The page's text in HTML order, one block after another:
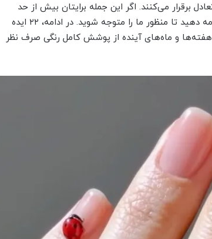
برقرار می‌کنند. اگر این جمله برایتان بیش از حد
متناقض به نظر می‌رسد، کافیست به اسکرول کردن ادامه دهید تا منظور ما را متوجه شوید. در ادامه، ۲۲ ایده
و ماه‌های آینده از پوشش کامل رنگی صرف نظر